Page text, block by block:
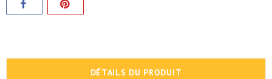
DÉTAILS DU PRODUIT